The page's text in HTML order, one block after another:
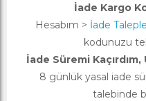
İade Kargo
Hesabım > İade
kodunuzu
İade Süremi
8 günlük yasal iade
talebinde